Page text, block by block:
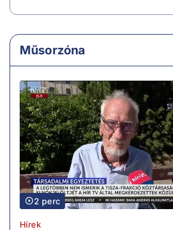
Műsorzóna
2 perc
Hírek